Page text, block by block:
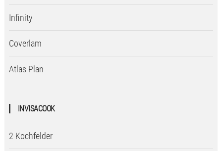
Infinity
Coverlam
Atlas Plan
INVISACOOK
2 Kochfelder